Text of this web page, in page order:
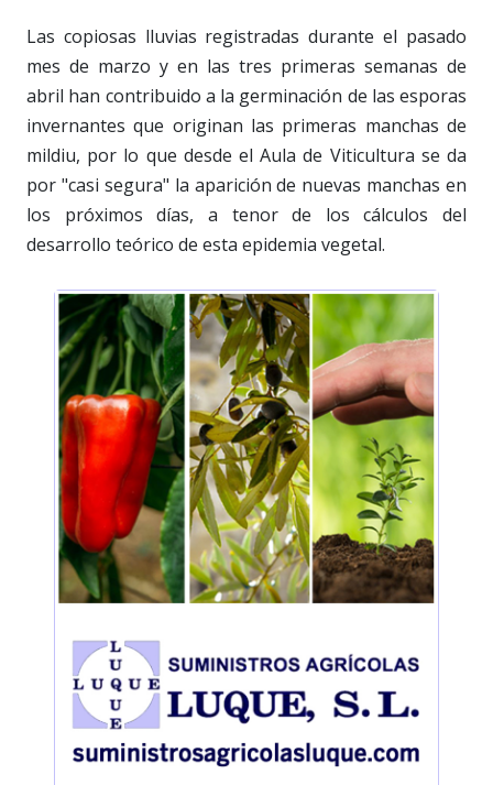
Las copiosas lluvias registradas durante el pasado
mes de marzo y en las tres primeras semanas de
abril han contribuido a la germinación de las esporas
invernantes que originan las primeras manchas de
mildiu, por lo que desde el Aula de Viticultura se da
por "casi segura" la aparición de nuevas manchas en
los próximos días, a tenor de los cálculos del
desarrollo teórico de esta epidemia vegetal.